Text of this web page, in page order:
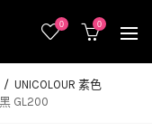
0 0
UNICOLOUR 素色
GL200